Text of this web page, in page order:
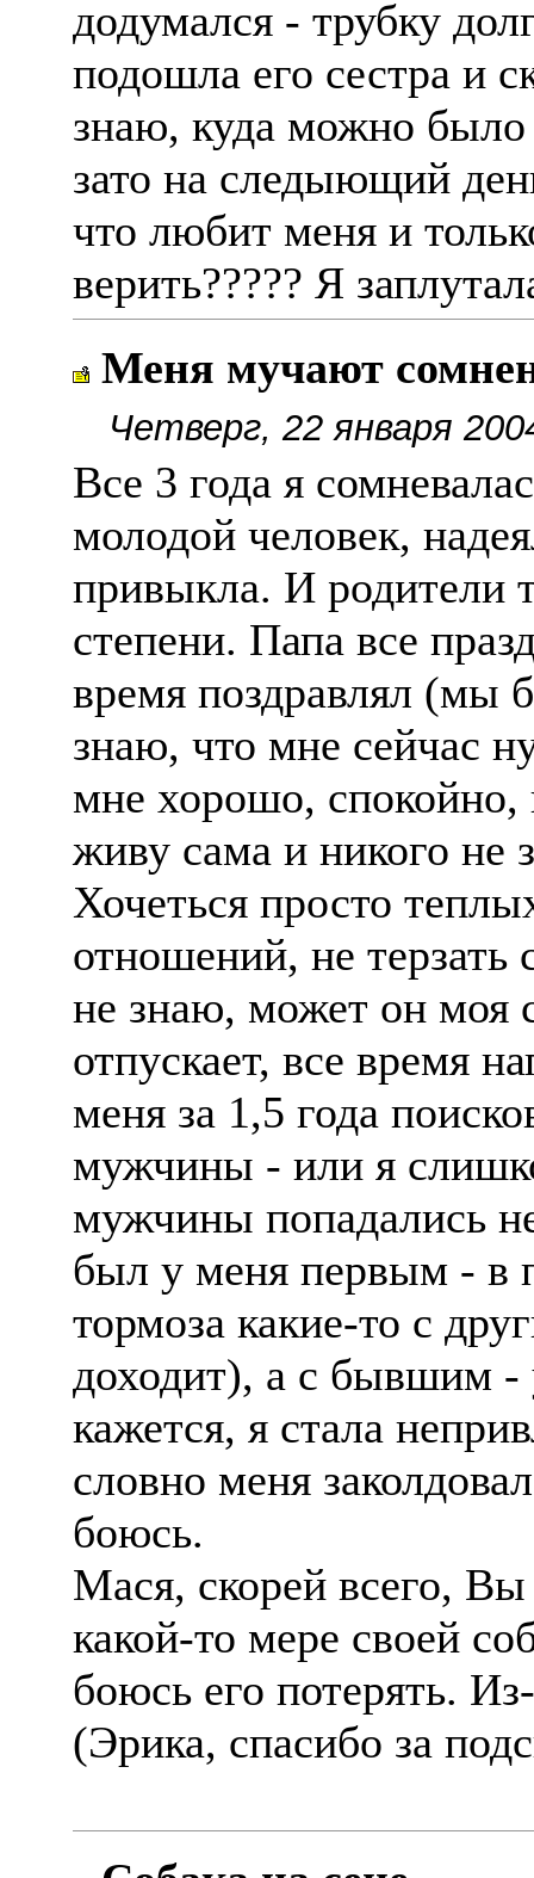
додумался - трубку
подошла его сестра и
знаю, куда можно
зато на следыющий
что любит меня и
верить????? Я
Меня мучают
Четверг, 22 января
Все 3 года я
молодой человек,
привыкла. И родители
степени. Папа все
время поздравлял (мы
знаю, что мне сейчас
мне хорошо, спокойно,
живу сама и никого не
Хочеться просто
отношений, не терзать
не знаю, может он моя
отпускает, все время
меня за 1,5 года
мужчины - или я
мужчины попадались
был у меня первым - в
тормоза какие-то с
доходит), а с бывшим -
кажется, я стала
словно меня
боюсь.
Мася, скорей всего,
какой-то мере своей
боюсь его потерять.
(Эрика, спасибо за